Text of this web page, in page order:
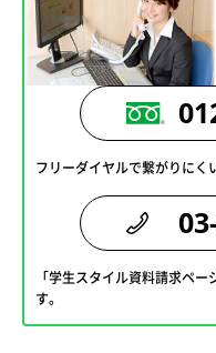
フリーダイヤルで繋がりにく
「学生スタイル資料請求ペ
す。